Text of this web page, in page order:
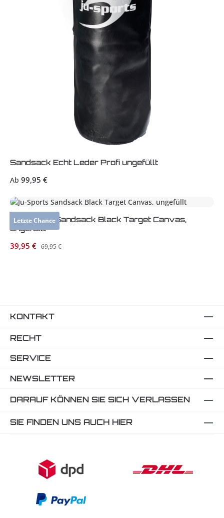
Sandsack Echt Leder Profi ungefüllt
Regulärer Preis:
Ab 99,95 €
Letzte Chance
Ju-Sports Sandsack Black Target Canvas,
ungefüllt
Verkaufspreis:
39,95 € Regulärer Preis:
69,95 €
KONTAKT
RECHT
SERVICE
NEWSLETTER
DARAUF KÖNNEN SIE SICH VERLASSEN
SIE FINDEN UNS AUCH HIER